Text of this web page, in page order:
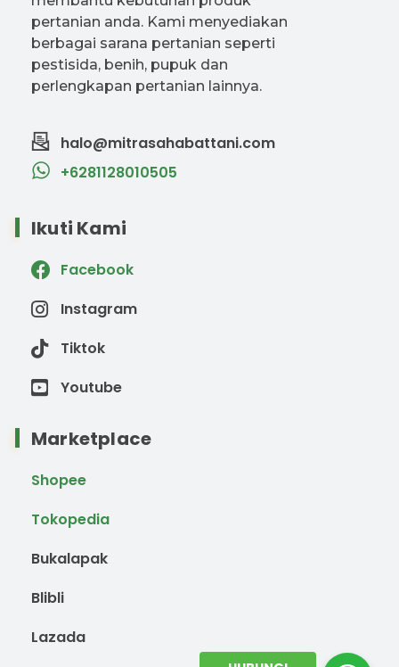
pertanian anda. Kami menyediakan
berbagai sarana pertanian seperti
pestisida, benih, pupuk dan
perlengkapan pertanian lainnya.
halo@mitrasahabattani.com
+6281128010505
Ikuti Kami
Facebook
Instagram
Tiktok
Youtube
Marketplace
Shopee
Tokopedia
Bukalapak
Blibli
Lazada